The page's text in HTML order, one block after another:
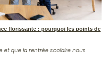
florissante : pourquoi les points de
et que la rentrée scolaire nous